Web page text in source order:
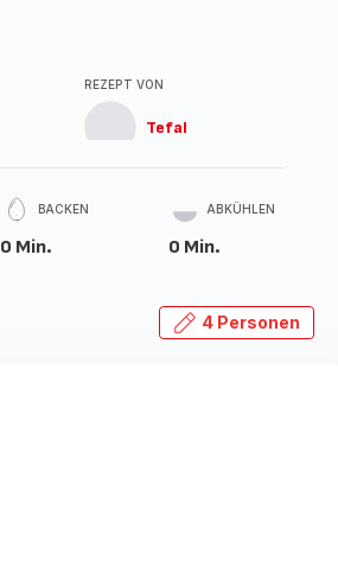
REZEPT VON
Tefal
BACKEN
0 Min.
ABKÜHLEN
0 Min.
4 Personen